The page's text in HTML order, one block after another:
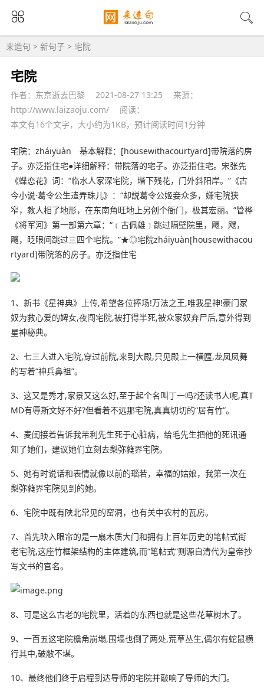
来造句 > 新句子 > 宅院
宅院
作者：东京逝去巴黎 2021-08-27 13:25
来源：
http://www.laizaoju.com/
阅读：
本文有16个文字，大小约为1KB，预计阅读时间1分钟
宅院：zháiyuàn 基本解释：[housewithacourtyard]带院落的房
子。亦泛指住宅●详细解释：带院落的宅子。亦泛指住宅。宋张先
《蝶恋花》词：“临水人家深宅院，堦下残花，门外斜阳岸。”《古
今小说·葛令公生遣弄珠儿》：“却説葛令公姬妾众多，嫌宅院狭
窄，教人相了地形，在东南角旺地上另创个衙门，极其宏丽。”管桦
《将军河》第一部第六章：“﹝古佩雄﹞跳过隔壁院里，飕，飕，
飕，眨眼间跳过三四个宅院。”★◎宅院zháiyuàn[housewithacou
rtyard]带院落的房子。亦泛指住宅
1、新书《星神典》上传,希望各位捧场!万法之王,唯我星神!豪门家
奴为救心爱的婢女,夜闯宅院,被打得半死,被众家奴弃尸后,意外得到
星神秘典。
2、七三人进入宅院,穿过前院,来到大殿,只见殿上一横匾,龙凤凤舞
的写着“神兵鼻祖”。
3、这又是秀才,家景又这么好,至于起个名叫丁一吗?还读书人呢,真T
MD有辱斯文好不好?但看着不远那宅院,真真切切的“居有竹”。
4、麦闰接着告诉我芾利先生死于心脏病，给毛先生把他的死讯通
知了她们，建议她们立刻去梨弥蕤界宅院。
5、她有时说话和表情就像以前的瑙若，幸福的姑娘，我第一次在
梨弥蕤界宅院见到的她。
6、宅院中既有陕北常见的窑洞，也有关中农村的瓦房。
7、首先映入眼帘的是一扇木质大门和拥有上百年历史的笔帖式街
老宅院,这座竹框架结构的主体建筑,而“笔帖式”则源自清代为皇帝抄
写文书的官名。
8、可是这么古老的宅院里，活着的东西也就是这些花草树木了。
9、一百五这宅院檐角崩塌,围墙也倒了两处,荒草丛生,偶尔有蛇鼠横
行其中,破敝不堪。
10、最终他们终于启程到达导师的宅院并敲响了导师的大门。